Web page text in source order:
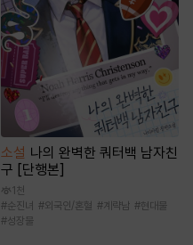
소설 나의 완벽한 쿼터백 남자친
구 [단행본]
1천
#순진녀 #외국인/혼혈 #계략남 #현대물
#성장물